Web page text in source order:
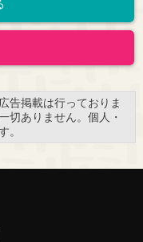
告掲載は行っておりま
切ありません。個人・
。